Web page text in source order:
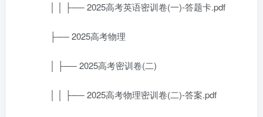
│ │ ├── 2025高考英语密训卷(一)-答题卡.pdf
├── 2025高考物理
│ ├── 2025高考密训卷(二)
│ │ ├── 2025高考物理密训卷(二)-答案.pdf